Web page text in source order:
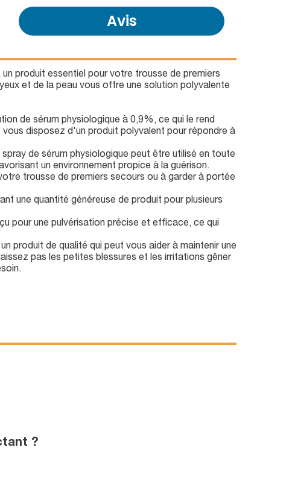
Avis
produit essentiel pour votre trousse de premiers
et de la peau vous offre une solution polyvalente
de sérum physiologique à 0,9%, ce qui le rend
disposez d'un produit polyvalent pour répondre à
de sérum physiologique peut être utilisé en toute
un environnement propice à la guérison.
trousse de premiers secours ou à garder à portée
une quantité généreuse de produit pour plusieurs
pour une pulvérisation précise et efficace, ce qui
produit de qualité qui peut vous aider à maintenir une
pas les petites blessures et les irritations gêner
?